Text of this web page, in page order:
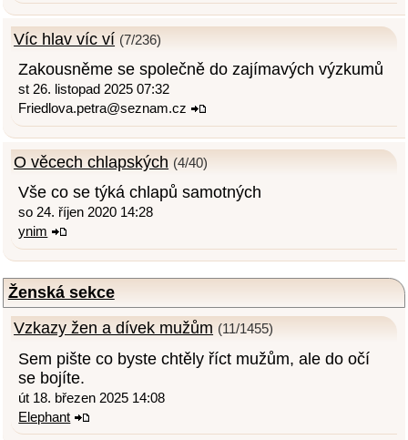
Víc hlav víc ví (7/236)
Zakousněme se společně do zajímavých výzkumů
st 26. listopad 2025 07:32
Friedlova.petra@seznam.cz
O věcech chlapských (4/40)
Vše co se týká chlapů samotných
so 24. říjen 2020 14:28
ynim
Ženská sekce
Vzkazy žen a dívek mužům (11/1455)
Sem pište co byste chtěly říct mužům, ale do očí
se bojíte.
út 18. březen 2025 14:08
Elephant